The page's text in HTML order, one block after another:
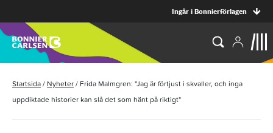
Ingår i Bonnierförlagen
Startsida/ Nyheter/ Frida Malmgren: "Jag är förtjust i skvaller, och inga
uppdiktade historier kan slå det som hänt på riktigt"